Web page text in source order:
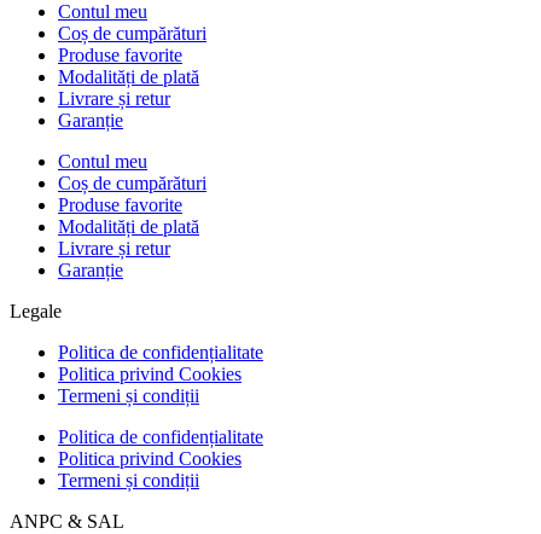
Contul meu
Coș de cumpărături
Produse favorite
Modalități de plată
Livrare și retur
Garanție
Contul meu
Coș de cumpărături
Produse favorite
Modalități de plată
Livrare și retur
Garanție
Legale
Politica de confidențialitate
Politica privind Cookies
Termeni și condiții
Politica de confidențialitate
Politica privind Cookies
Termeni și condiții
ANPC & SAL